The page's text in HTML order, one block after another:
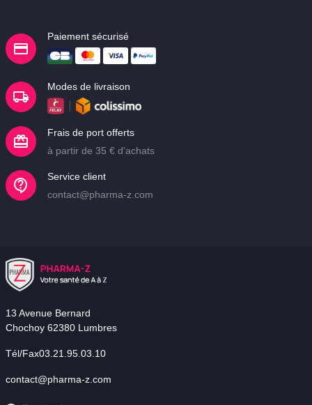
Paiement sécurisé
Modes de livraison
Frais de port offerts
à partir de 35 € d'achats
Service client
contact@pharma-z.com
13 Avenue Bernard
Chochoy 62380 Lumbres
Tél/Fax03.21.95.03.10
contact@pharma-z.com